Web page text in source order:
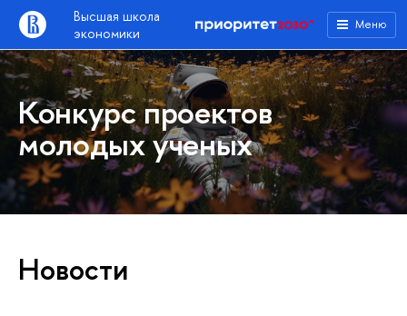
Высшая школа
экономики
Меню
Конкурс проектов
молодых ученых
Новости